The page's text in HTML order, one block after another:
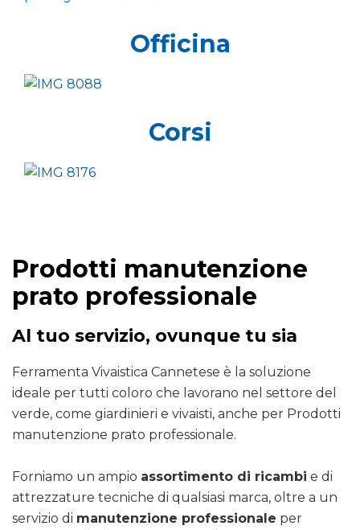
Officina
Corsi
Prodotti manutenzione
prato professionale
Al tuo servizio, ovunque tu sia
Ferramenta Vivaistica Cannetese è la soluzione
ideale per tutti coloro che lavorano nel settore del
verde, come giardinieri e vivaisti, anche per Prodotti
manutenzione prato professionale.
Forniamo un ampio assortimento di ricambi e di
attrezzature tecniche di qualsiasi marca, oltre a un
servizio di manutenzione professionale per